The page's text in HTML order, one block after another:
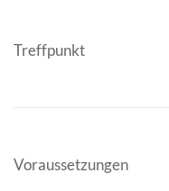
Treffpunkt
Voraussetzungen